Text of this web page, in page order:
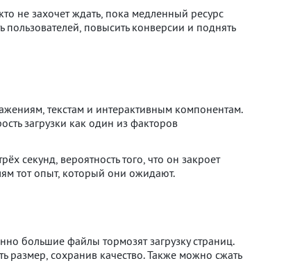
не захочет ждать, пока медленный ресурс
повысить конверсии и поднять
текстам и интерактивным компонентам.
загрузки как один из факторов
секунд, вероятность того, что он закроет
тот опыт, который они ожидают.
большие файлы тормозят загрузку страниц.
размер, сохранив качество. Также можно сжать